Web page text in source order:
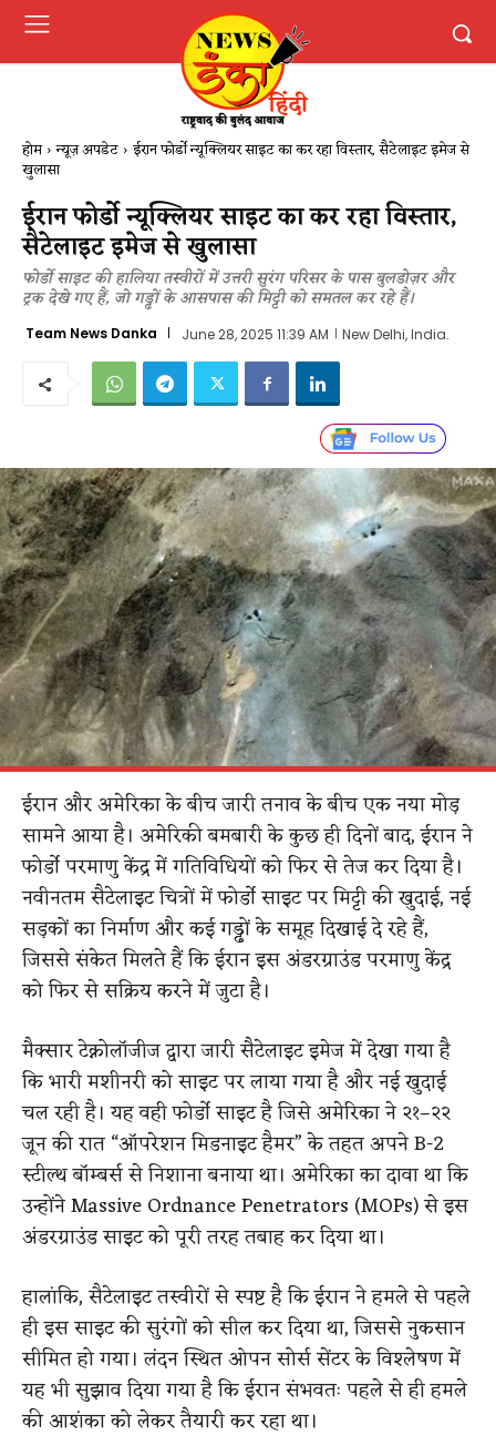
होम न्यूज़ अपडेट ईरान फोर्डो न्यूक्लियर साइट का कर रहा विस्तार, सैटेलाइट इमेज से
खुलासा
ईरान फोर्डो न्यूक्लियर साइट का कर रहा विस्तार,
सैटेलाइट इमेज से खुलासा
फोर्डो साइट की हालिया तस्वीरों में उत्तरी सुरंग परिसर के पास बुलडोज़र और
ट्रक देखे गए हैं, जो गड्ढों के आसपास की मिट्टी को समतल कर रहे हैं।
Team News Danka June 28, 2025 11:39 AM New Delhi, India.
ईरान और अमेरिका के बीच जारी तनाव के बीच एक नया मोड़
सामने आया है। अमेरिकी बमबारी के कुछ ही दिनों बाद, ईरान ने
फोर्डो परमाणु केंद्र में गतिविधियों को फिर से तेज कर दिया है।
नवीनतम सैटेलाइट चित्रों में फोर्डो साइट पर मिट्टी की खुदाई, नई
सड़कों का निर्माण और कई गड्ढों के समूह दिखाई दे रहे हैं,
जिससे संकेत मिलते हैं कि ईरान इस अंडरग्राउंड परमाणु केंद्र
को फिर से सक्रिय करने में जुटा है।
मैक्सार टेक्नोलॉजीज द्वारा जारी सैटेलाइट इमेज में देखा गया है
कि भारी मशीनरी को साइट पर लाया गया है और नई खुदाई
चल रही है। यह वही फोर्डो साइट है जिसे अमेरिका ने २१–२२
जून की रात “ऑपरेशन मिडनाइट हैमर” के तहत अपने B-2
स्टील्थ बॉम्बर्स से निशाना बनाया था। अमेरिका का दावा था कि
उन्होंने Massive Ordnance Penetrators (MOPs) से इस
अंडरग्राउंड साइट को पूरी तरह तबाह कर दिया था।
हालांकि, सैटेलाइट तस्वीरों से स्पष्ट है कि ईरान ने हमले से पहले
ही इस साइट की सुरंगों को सील कर दिया था, जिससे नुकसान
सीमित हो गया। लंदन स्थित ओपन सोर्स सेंटर के विश्लेषण में
यह भी सुझाव दिया गया है कि ईरान संभवतः पहले से ही हमले
की आशंका को लेकर तैयारी कर रहा था।